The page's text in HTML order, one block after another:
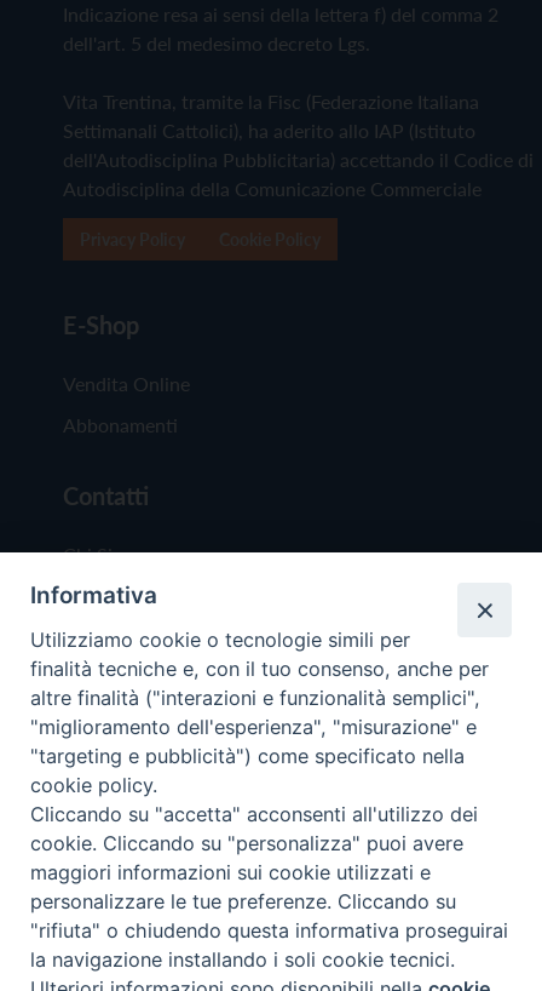
Indicazione resa ai sensi della lettera f) del comma 2
dell'art. 5 del medesimo decreto Lgs.
Vita Trentina, tramite la Fisc (Federazione Italiana
Settimanali Cattolici), ha aderito allo IAP (Istituto
dell'Autodisciplina Pubblicitaria) accettando il Codice di
Autodisciplina della Comunicazione Commerciale
E-Shop
Vendita Online
Abbonamenti
Contatti
Chi Siamo
Redazione
Scrivici
Copyright © 2019 - Tutti i diritti riservati - Vita
Trentina Editrice
Privacy Policy
Torna
Informativa
Utilizziamo cookie o tecnologie simili per
finalità tecniche e, con il tuo consenso, anche per
altre finalità ("interazioni e funzionalità semplici",
"miglioramento dell'esperienza", "misurazione" e
"targeting e pubblicità") come specificato nella
cookie policy.
Cliccando su "accetta" acconsenti all'utilizzo dei
cookie. Cliccando su "personalizza" puoi avere
maggiori informazioni sui cookie utilizzati e
personalizzare le tue preferenze. Cliccando su
"rifiuta" o chiudendo questa informativa proseguirai
la navigazione installando i soli cookie tecnici.